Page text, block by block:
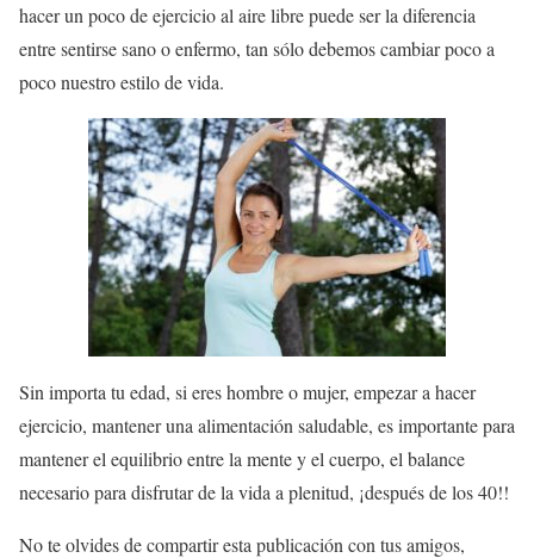
hacer un poco de ejercicio al aire libre puede ser la diferencia
entre sentirse sano o enfermo, tan sólo debemos cambiar poco a
poco nuestro estilo de vida.
Sin importa tu edad, si eres hombre o mujer, empezar a hacer
ejercicio, mantener una alimentación saludable, es importante para
mantener el equilibrio entre la mente y el cuerpo, el balance
necesario para disfrutar de la vida a plenitud, ¡después de los 40!!
No te olvides de compartir esta publicación con tus amigos,